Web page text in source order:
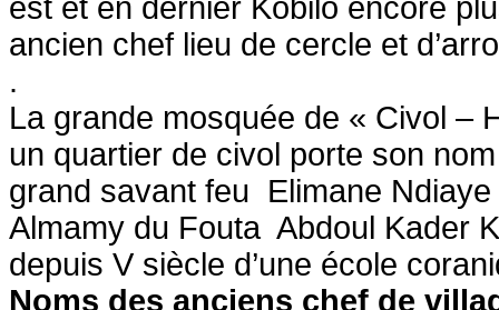
est et en dernier Kobilo encore
ancien chef lieu de cercle et
.
La grande mosquée de « Civol –
un quartier de civol porte son
grand savant feu Elimane
Almamy du Fouta Abdoul Kader
depuis V siècle d’une école
Noms des anciens chef de